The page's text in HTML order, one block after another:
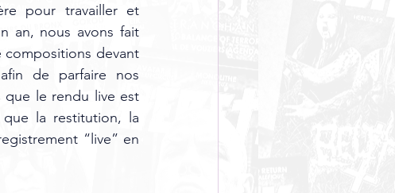
pour travailler et
an, nous avons fait
compositions devant
de parfaire nos
que le rendu live est
la restitution, la
“live” en